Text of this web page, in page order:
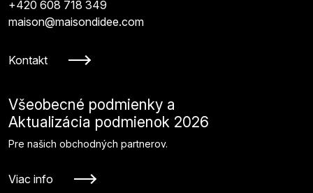
+420 608 718 349
maison@maisondidee.com
Kontakt
Všeobecné podmienky a
Aktualizácia podmienok 2026
Pre našich obchodných partnerov.
Viac info